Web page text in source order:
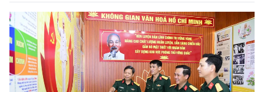
năm 2026 tại Sư đoàn 309.